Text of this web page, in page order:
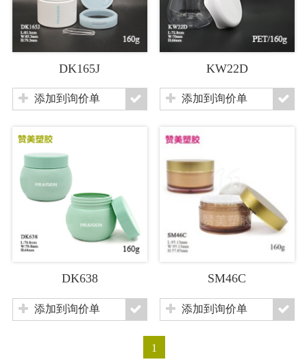
DK165J
添加到询价单
KW22D
添加到询价单
DK638
添加到询价单
SM46C
添加到询价单
1